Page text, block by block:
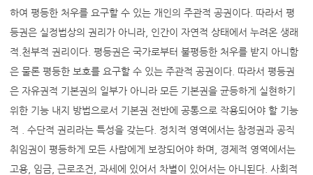
하여 평등한 처우를 요구할 수 있는 개인의 주관적 공권이다. 따라서 평
등권은 실정법상의 권리가 아니라, 인간이 자연적 상태에서 누려온 생래
적.천부적 권리이다. 평등권은 국가로부터 불평등한 처우를 받지 아니함
은 물론 평등한 보호를 요구할 수 있는 주관적 공권이다. 따라서 평등권
은 자유권적 기본권의 일부가 아니라 모든 기본권을 균등하게 실현하기
위한 기능 내지 방법으로서 기본권 전반에 공통으로 작용되어야 할 기능
적 . 수단적 권리라는 특성을 갖는다. 정치적 영역에서는 참정권과 공직
취임권이 평등하게 모든 사람에게 보장되어야 하며, 경제적 영역에서는
고용, 임금, 근로조건, 과세에 있어서 차별이 있어서는 아니된다. 사회적